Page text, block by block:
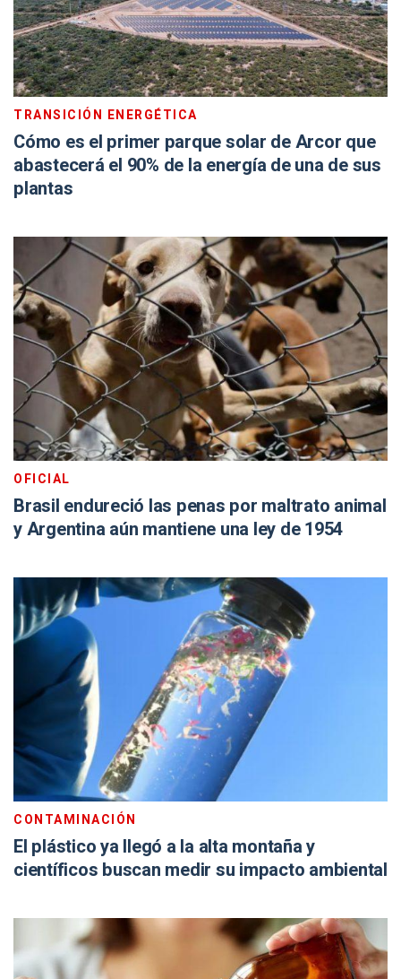
TRANSICIÓN ENERGÉTICA
Cómo es el primer parque solar de Arcor que
abastecerá el 90% de la energía de una de sus
plantas
OFICIAL
Brasil endureció las penas por maltrato animal
y Argentina aún mantiene una ley de 1954
CONTAMINACIÓN
El plástico ya llegó a la alta montaña y
científicos buscan medir su impacto ambiental